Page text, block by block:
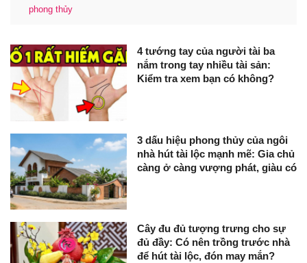
phong thủy
4 tướng tay của người tài ba
nắm trong tay nhiều tài sản:
Kiểm tra xem bạn có không?
3 dấu hiệu phong thủy của ngôi
nhà hút tài lộc mạnh mẽ: Gia chủ
càng ở càng vượng phát, giàu có
Cây đu đủ tượng trưng cho sự
đủ đầy: Có nên trồng trước nhà
để hút tài lộc, đón may mắn?